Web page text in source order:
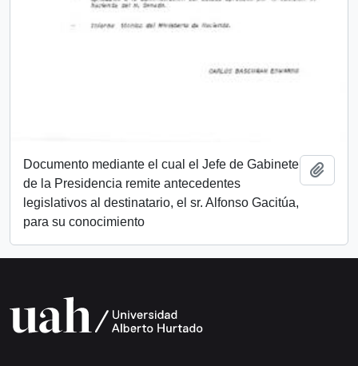
Documento mediante el cual el Jefe de Gabinete
de la Presidencia remite antecedentes
legislativos al destinatario, el sr. Alfonso Gacitúa,
para su conocimiento